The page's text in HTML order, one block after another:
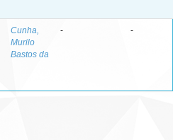
Cunha,
Murilo
Bastos da
- -